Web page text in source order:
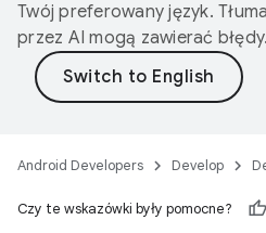
Twój preferowany język.
przez AI mogą zawierać błędy.
Android Developers Develop
Czy te wskazówki były pomocne?